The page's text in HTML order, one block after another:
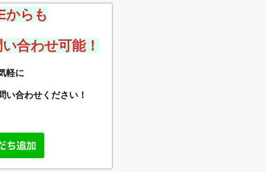
からも
合わせ可能！
に
い合わせください！